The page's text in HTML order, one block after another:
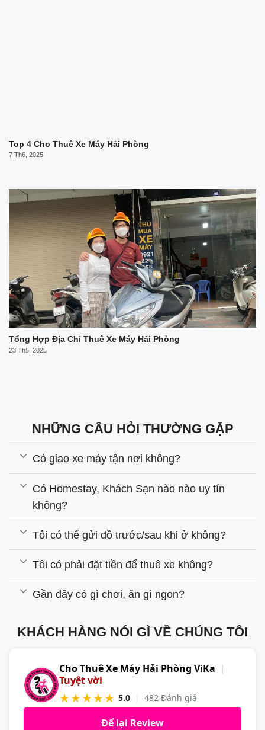
Top 4 Cho Thuê Xe Máy Hải Phòng
7 Th6, 2025
Tổng Hợp Địa Chỉ Thuê Xe Máy Hải Phòng
23 Th5, 2025
NHỮNG CÂU HỎI THƯỜNG GẶP
Có giao xe máy tận nơi không?
Có Homestay, Khách Sạn nào nào uy tín
không?
Tôi có thể gửi đồ trước/sau khi ở không?
Tôi có phải đặt tiền để thuê xe không?
Gần đây có gì chơi, ăn gì ngon?
KHÁCH HÀNG NÓI GÌ VỀ CHÚNG TÔI
Cho Thuê Xe Máy Hải Phòng ViKa |
Tuyệt vời
★★★★★ 5.0 | 482 Đánh giá
Để lại Review